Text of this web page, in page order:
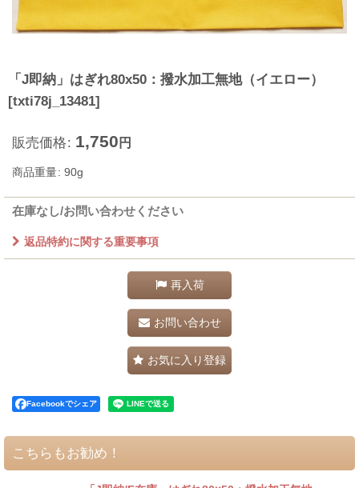
「J即納」はぎれ80x50：撥水加工無地（イエロー）
[txti78j_13481]
販売価格: 1,750 円
商品重量: 90g
在庫なし/お問い合わせください
返品特約に関する重要事項
再入荷
お問い合わせ
お気に入り登録
Facebookでシェア
こちらもお勧め！